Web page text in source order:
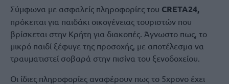
Σύμφωνα με ασφαλείς πληροφορίες του CRETA24,
πρόκειται για παιδάκι οικογένειας τουριστών που
βρίσκεται στην Κρήτη για διακοπές. Άγνωστο πως, το
μικρό παιδί ξέφυγε της προσοχής, με αποτέλεσμα να
τραυματιστεί σοβαρά στην πισίνα του ξενοδοχείου.
Οι ίδιες πληροφορίες αναφέρουν πως το 5χρονο έχει